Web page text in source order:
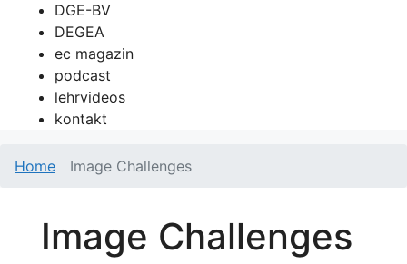
DGE-BV
DEGEA
ec magazin
podcast
lehrvideos
kontakt
Home Image Challenges
Image Challenges